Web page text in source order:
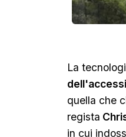
La
quella che
regista
in cui